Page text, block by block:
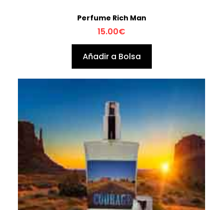
Perfume Rich Man
15.00€
Añadir a Bolsa